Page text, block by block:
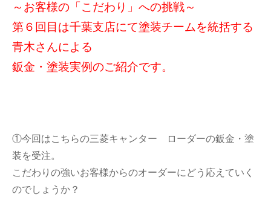
～お客様の「こだわり」への挑戦～
第６回目は千葉支店にて塗装チームを統括する
青木さんによる
鈑金・塗装実例のご紹介です。
①今回はこちらの三菱キャンター ローダーの鈑金・塗
装を受注。
こだわりの強いお客様からのオーダーにどう応えていく
のでしょうか？